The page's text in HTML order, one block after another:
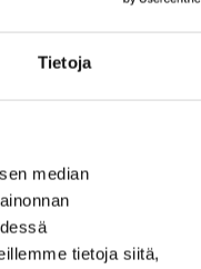
Tietoja
median
tietoja siitä,